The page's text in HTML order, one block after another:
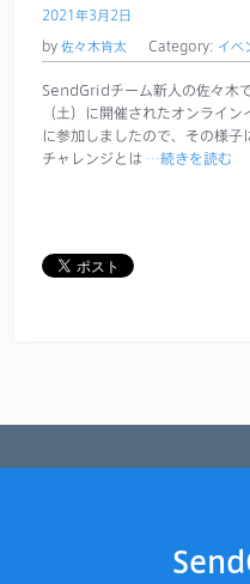
2021年3月2日
by 佐々木肯太 Category: イベ
SendGridチーム新人の佐々木
（土）に開催されたオンライ
に参加しましたので、その様
チャレンジとは …続きを読む